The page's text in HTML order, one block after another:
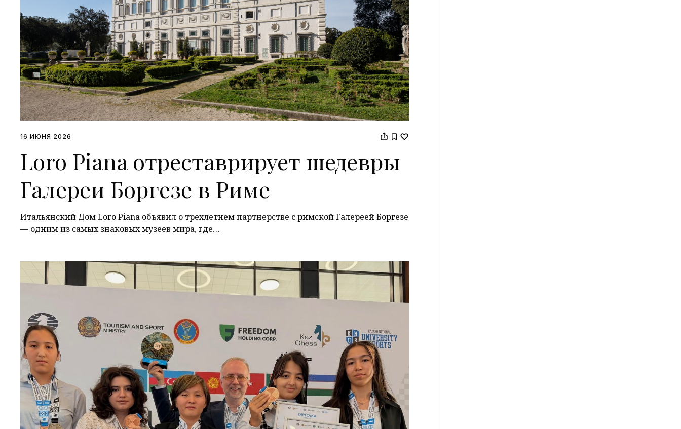
16 ИЮНЯ 2026
Loro Piana отреставрирует шедевры
Галереи Боргезе в Риме
Итальянский Дом Loro Piana объявил о трехлетнем партнерстве с римской Галереей Боргезе
— одним из самых знаковых музеев мира, где…